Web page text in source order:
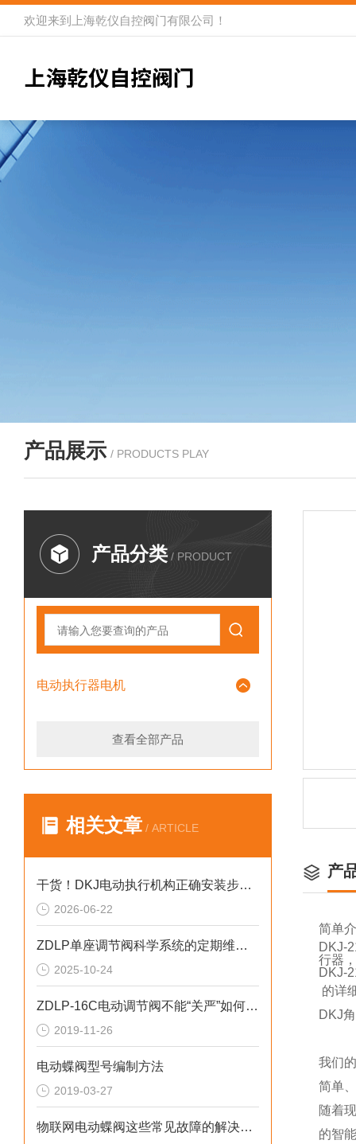
欢迎来到 上海乾仪自控阀门有限公司 ！
产品展示 / PRODUCTS PLAY
产品分类 / PRODUCT
电动执行器电机
查看全部产品
相关文章 / ARTICLE
干货！DKJ电动执行机构正确安装步骤全指南
2026-06-22
ZDLP单座调节阀科学系统的定期维护保养方法分享
2025-10-24
ZDLP-16C电动调节阀不能“关严”如何处理？
2019-11-26
电动蝶阀型号编制方法
2019-03-27
物联网电动蝶阀这些常见故障的解决方法您知道吗？
产
简单
DKJ-
行器
DKJ-
的详
DKJ
我们
简单
随着
的智